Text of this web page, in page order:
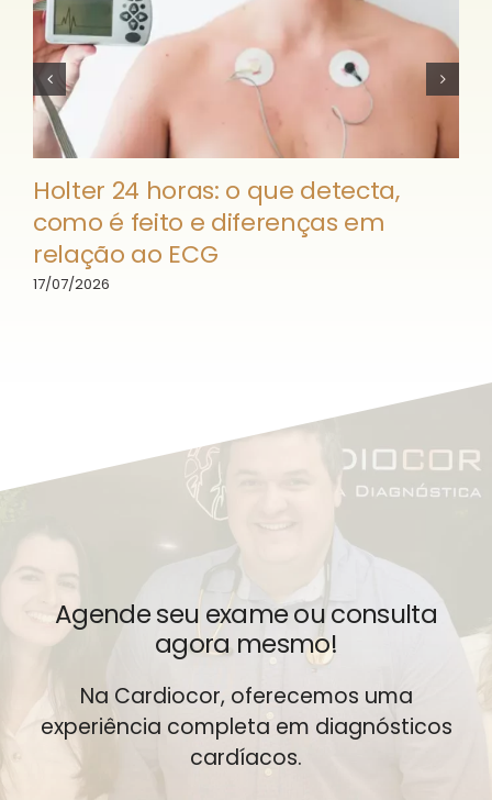
Holter 24 horas: o que detecta,
como é feito e diferenças em
relação ao ECG
17/07/2026
Agende seu exame ou consulta
agora mesmo!
Na Cardiocor, oferecemos uma
experiência completa em diagnósticos
cardíacos.